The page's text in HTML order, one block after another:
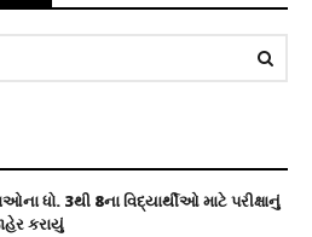
ધો. 3થી 8ના વિદ્યાર્થીઓ માટે પરીક્ષાનું
કરાયું